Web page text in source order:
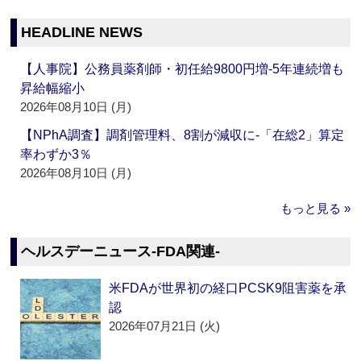
HEADLINE NEWS
【人事院】公務員薬剤師・初任給9800円増‐5年連続増も
昇給幅縮小
2026年08月10日 (月)
【NPhA調査】調剤管理料、8割が減収に‐「在総2」算定
率わずか3％
2026年08月10日 (月)
もっと見る »
ヘルスデーニュース‐FDA関連‐
米FDAが世界初の経口PCSK9阻害薬を承
認
2026年07月21日 (火)